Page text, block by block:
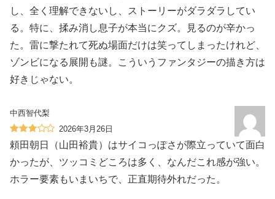
し、全く理解できないし、ストーリーがダラダラしてい
る。特に、揉み消し息子が本当にクズ。見るのが辛かっ
た。雷に撃たれて死ぬ場面だけは笑ってしまったけれど、
ゾンビになる展開も謎。こういうファンタジーの描き方は
好きじゃない。
中西智代梨
2026年3月26日
頼田朝日（山田裕貴）はサイコっぽさが際立っていて面白
かったが、ツッコミどころは多く、なんだこれ感が強い。
ホラー要素もいまいちで、正直期待外れだった。